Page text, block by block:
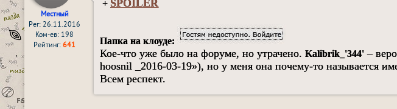
Местный
Рег: 26.11.2016
Ком-ев: 198
Рейтинг:641
+ SPOILER
Папка на клоуде:
Кое-что уже было на форуме, но утрачено.Kalibrik_'344' –
hoosnil _2016-03-19»), но у меня она почему-то называется
Всем респект.